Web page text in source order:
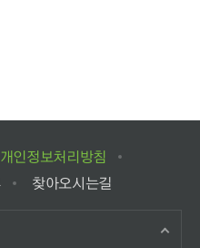
개인정보처리방침
찾아오시는길